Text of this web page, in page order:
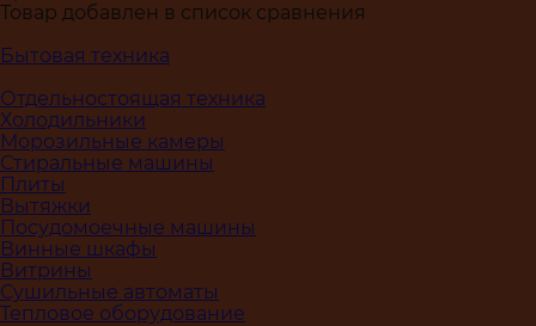
Товар добавлен в список сравнения
Бытовая техника
Отдельностоящая техника
Холодильники
Морозильные камеры
Стиральные машины
Плиты
Вытяжки
Посудомоечные машины
Винные шкафы
Витрины
Сушильные автоматы
Тепловое оборудование